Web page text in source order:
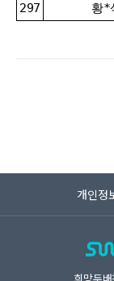
297
황*
개인정